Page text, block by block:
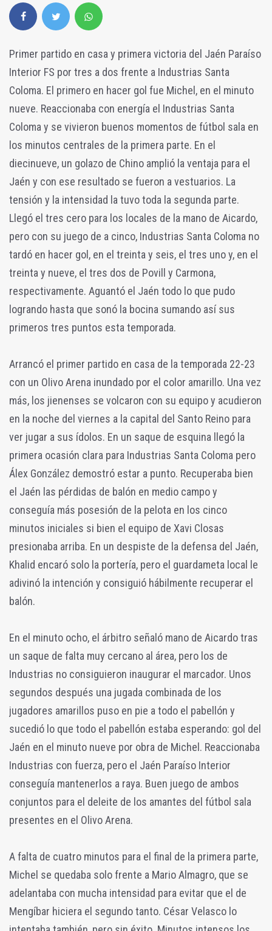
Primer partido en casa y primera victoria del Jaén Paraíso
Interior FS por tres a dos frente a Industrias Santa
Coloma. El primero en hacer gol fue Michel, en el minuto
nueve. Reaccionaba con energía el Industrias Santa
Coloma y se vivieron buenos momentos de fútbol sala en
los minutos centrales de la primera parte. En el
diecinueve, un golazo de Chino amplió la ventaja para el
Jaén y con ese resultado se fueron a vestuarios. La
tensión y la intensidad la tuvo toda la segunda parte.
Llegó el tres cero para los locales de la mano de Aicardo,
pero con su juego de a cinco, Industrias Santa Coloma no
tardó en hacer gol, en el treinta y seis, el tres uno y, en el
treinta y nueve, el tres dos de Povill y Carmona,
respectivamente. Aguantó el Jaén todo lo que pudo
logrando hasta que sonó la bocina sumando así sus
primeros tres puntos esta temporada.
Arrancó el primer partido en casa de la temporada 22-23
con un Olivo Arena inundado por el color amarillo. Una vez
más, los jienenses se volcaron con su equipo y acudieron
en la noche del viernes a la capital del Santo Reino para
ver jugar a sus ídolos. En un saque de esquina llegó la
primera ocasión clara para Industrias Santa Coloma pero
Álex González demostró estar a punto. Recuperaba bien
el Jaén las pérdidas de balón en medio campo y
conseguía más posesión de la pelota en los cinco
minutos iniciales si bien el equipo de Xavi Closas
presionaba arriba. En un despiste de la defensa del Jaén,
Khalid encaró solo la portería, pero el guardameta local le
adivinó la intención y consiguió hábilmente recuperar el
balón.
En el minuto ocho, el árbitro señaló mano de Aicardo tras
un saque de falta muy cercano al área, pero los de
Industrias no consiguieron inaugurar el marcador. Unos
segundos después una jugada combinada de los
jugadores amarillos puso en pie a todo el pabellón y
sucedió lo que todo el pabellón estaba esperando: gol del
Jaén en el minuto nueve por obra de Michel. Reaccionaba
Industrias con fuerza, pero el Jaén Paraíso Interior
conseguía mantenerlos a raya. Buen juego de ambos
conjuntos para el deleite de los amantes del fútbol sala
presentes en el Olivo Arena.
A falta de cuatro minutos para el final de la primera parte,
Michel se quedaba solo frente a Mario Almagro, que se
adelantaba con mucha intensidad para evitar que el de
Mengíbar hiciera el segundo tanto. César Velasco lo